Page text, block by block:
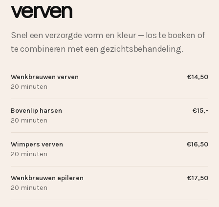
verven
Snel een verzorgde vorm en kleur — los te boeken of
te combineren met een gezichtsbehandeling.
Wenkbrauwen verven
20 minuten
€14,50
Bovenlip harsen
20 minuten
€15,-
Wimpers verven
20 minuten
€16,50
Wenkbrauwen epileren
20 minuten
€17,50